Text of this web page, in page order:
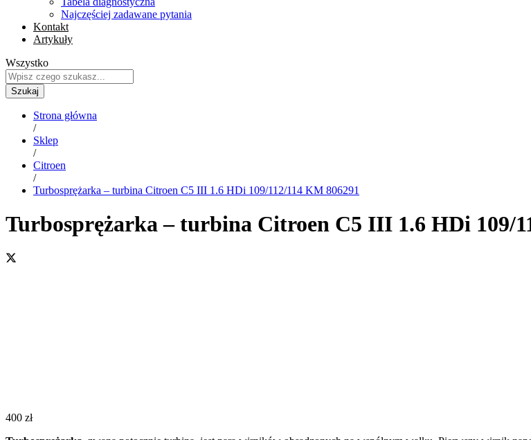
Najczęściej zadawane pytania
Kontakt
Artykuły
Wszystko
Szukaj
Strona główna
/
Sklep
/
Citroen
/
Turbosprężarka – turbina Citroen C5 III 1.6 HDi 109/112/114 KM 806291
Turbosprężarka – turbina Citroen C5 III 1.6 HDi 109/
400 zł